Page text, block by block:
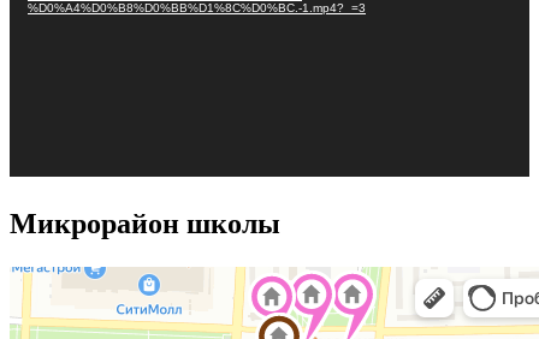
%D0%A4%D0%B8%D0%BB%D1%8C%D0%BC.-1.mp4?_=3
Микрорайон школы